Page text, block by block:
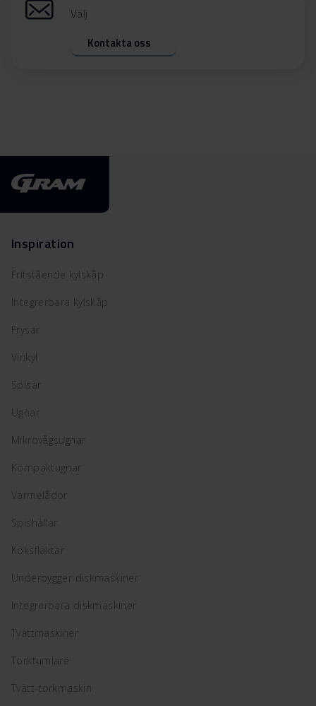
Välj
Kontakta oss
Inspiration
Fritstående kylskåp
Integrerbara kylskåp
Frysar
Vinkyl
Spisar
Ugnar
Mikrovågsugnar
Kompaktugnar
Värmelådor
Spishällar
Köksfläktar
Underbygger diskmaskiner
Integrerbara diskmaskiner
Tvättmaskiner
Torktumlare
Tvätt-torkmaskin